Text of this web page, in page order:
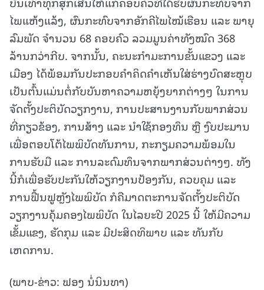
ໄພແຫ້ງແລ້ງ, ຜົນກະທົບຈາກອັກຄີໄພໄໝ້ເຮືອນ ແລະ ພາຍຸ
ລົມພັດ ຈຳນວນ 68 ຄອບຄົວ ລວມມູນຄ່າທັງໝົດ 368
ລ້ານກວ່າກີບ. ຈາກນັ້ນ, ຄະນະກຳມະການຂັ້ນແຂວງ ແລະ
ເມືອງ ໄດ້ພ້ອມກັນປະກອບຄໍາຄິດຄໍາເຫັນໃສ່ຮ່າງບົດສະຫຼຸບ
ເປັນຕົ້ນແມ່ນຕໍ່ກັບບັນຫາຄວາມຫຍຸ້ງຍາກຕ່າງໆ ໃນການ
ຈັດຕັ້ງປະຕິບັດວຽກງານ, ການປະສານງານກັບພາກສ່ວນ
ທີ່ກຽວຂ້ອງ, ການສ້າງ ແລະ ນໍາໃຊ້ກອງທຶນ ຫຼື ງົບປະມານ
ເພື່ອຕອບໂຕ້ໄພພິບັດທັນການ, ກະກຽມຄວາມພ້ອມໃນ
ການຮັບມື ແລະ ການລະດົມທຶນຈາກພາກສ່ວນຕ່າງໆ. ທັງ
ນີ້ກໍເພື່ອຮັບປະກັນໃຫ້ວຽກງານປ້ອງກັນ, ຄວບຄຸມ ແລະ
ການຟື້ນຟູຫຼັງໄພພິບັດ ກໍຄືມາດຕະການຈັດຕັ້ງປະຕິບັດ
ວຽກງານຄຸ້ມຄອງໄພພິບັດ ໃນໄລຍະປີ 2025 ນີ້ ໃຫ້ມີຄວາມ
ເຂັ້ມແຂງ, ຮັດກຸມ ແລະ ມີປະສິດທິພາບ ແລະ ທັນກັບ
ເຫດການ.
(ພາບ-ຂ່າວ: ຟອງ ນໍ່ນິນທາ)